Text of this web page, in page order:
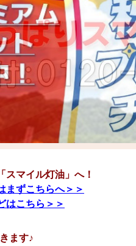
スマイル灯油」へ！
まずこちらへ＞＞
はこちら＞＞
ます♪